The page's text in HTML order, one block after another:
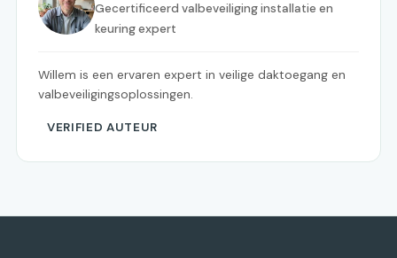
Gecertificeerd valbeveiliging installatie en
keuring expert
Willem is een ervaren expert in veilige daktoegang en
valbeveiligingsoplossingen.
VERIFIED AUTEUR